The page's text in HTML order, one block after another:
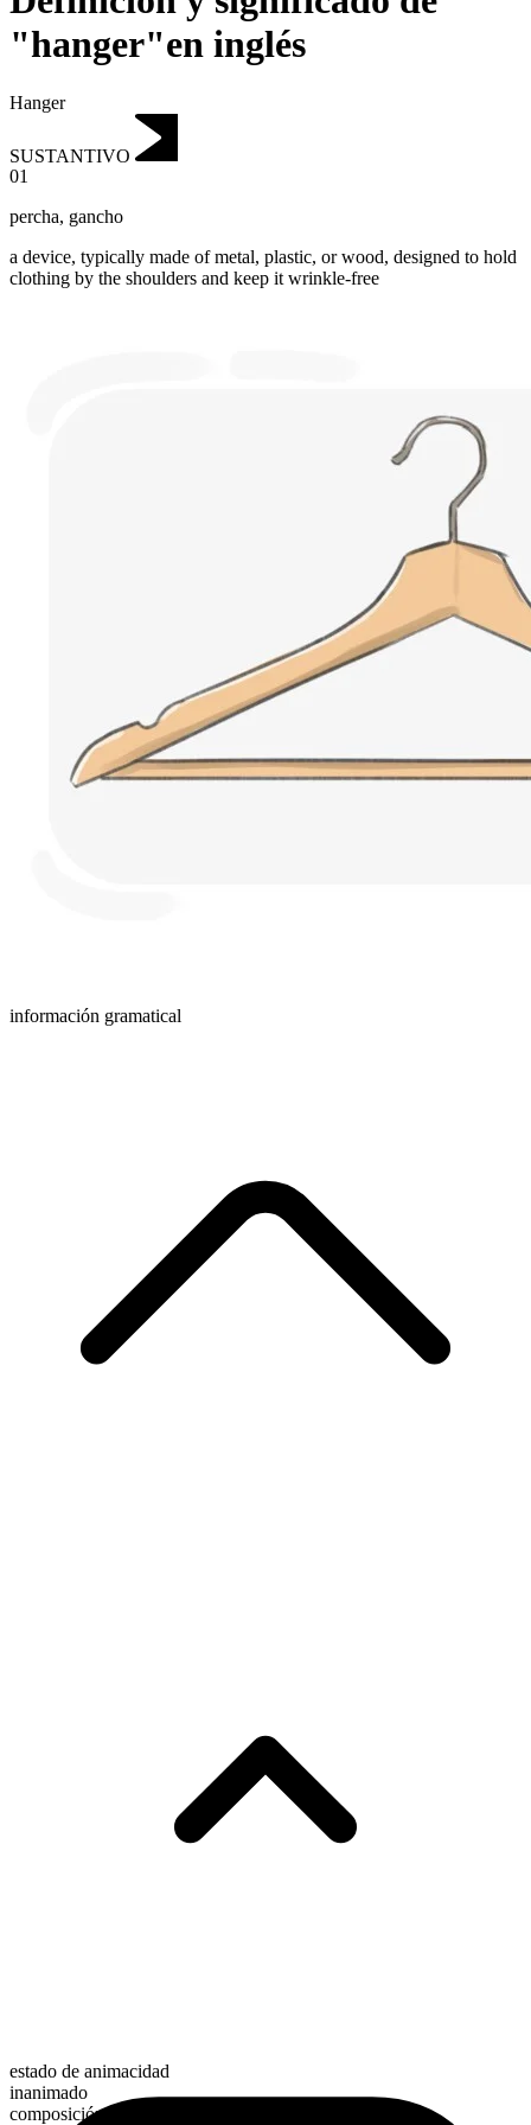
"hanger"en inglés
Hanger
SUSTANTIVO
01
percha, gancho
a device, typically made of metal, plastic, or wood, designed to hold
clothing by the shoulders and keep it wrinkle-free
información gramatical
estado de animacidad
inanimado
composición morfológica